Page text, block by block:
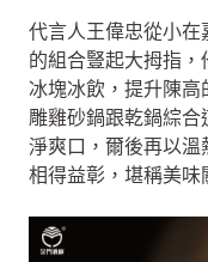
代言人王偉忠從小在
的組合豎起大拇指，
冰塊冰飲，提升陳高
雕雞砂鍋跟乾鍋綜
淨爽口，爾後再以溫
相得益彰，堪稱美味